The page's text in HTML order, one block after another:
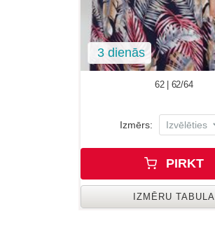
3 dienās
62 | 62/64
Izmērs:
PIRKT
IZMĒRU TABULA